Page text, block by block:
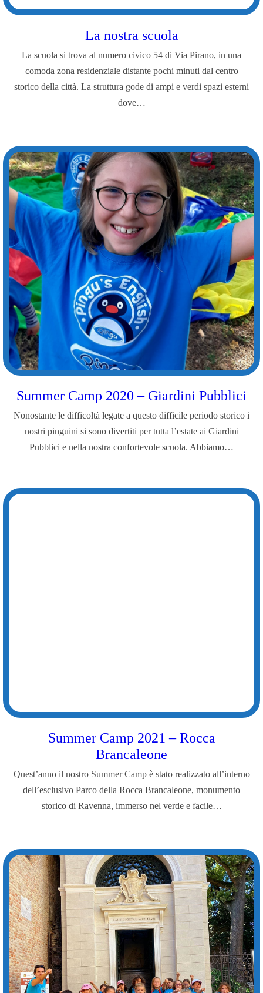
La nostra scuola
La scuola si trova al numero civico 54 di Via Pirano, in una
comoda zona residenziale distante pochi minuti dal centro
storico della città. La struttura gode di ampi e verdi spazi esterni
dove…
Summer Camp 2020 – Giardini Pubblici
Nonostante le difficoltà legate a questo difficile periodo storico i
nostri pinguini si sono divertiti per tutta l’estate ai Giardini
Pubblici e nella nostra confortevole scuola. Abbiamo…
Summer Camp 2021 – Rocca
Brancaleone
Quest’anno il nostro Summer Camp è stato realizzato all’interno
dell’esclusivo Parco della Rocca Brancaleone, monumento
storico di Ravenna, immerso nel verde e facile…